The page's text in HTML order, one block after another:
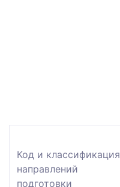
Код и классификация
направлений
подготовки